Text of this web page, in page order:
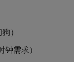
）
需求）